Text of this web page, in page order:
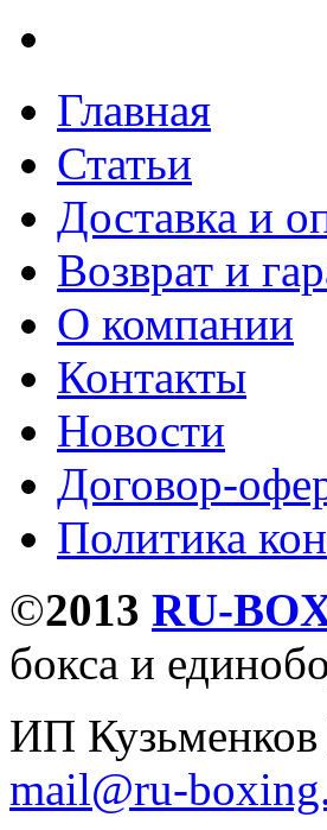
Главная
Статьи
Доставка и
Возврат и
О компании
Контакты
Новости
Договор-
Политика
©2013 RU-
бокса и
ИП
mail@ru-